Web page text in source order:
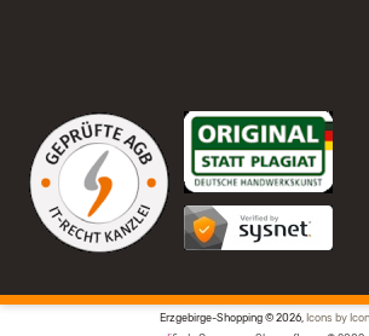
Erzgebirge-Shopping © 2026, Icons by